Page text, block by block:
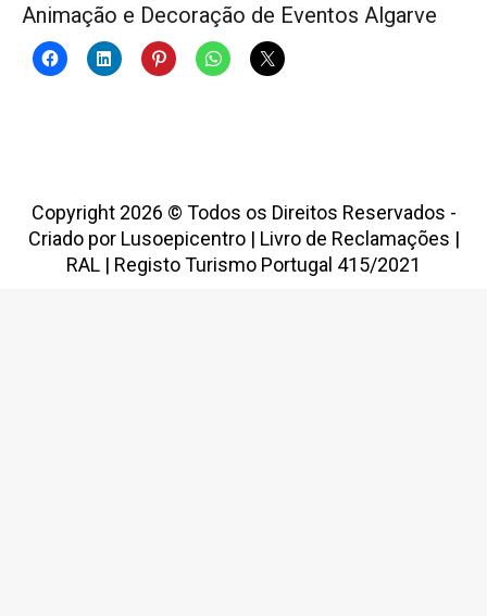
Animação e Decoração de Eventos Algarve
Copyright 2026 © Todos os Direitos Reservados -
Criado por Lusoepicentro| Livro de Reclamações |
RAL | Registo Turismo Portugal 415/2021